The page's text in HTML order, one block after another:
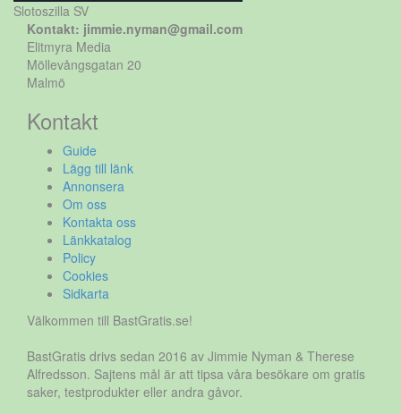
Slotoszilla SV
Kontakt: jimmie.nyman@gmail.com
Elitmyra Media
Möllevångsgatan 20
Malmö
Kontakt
Guide
Lägg till länk
Annonsera
Om oss
Kontakta oss
Länkkatalog
Policy
Cookies
Sidkarta
Välkommen till BastGratis.se!
BastGratis drivs sedan 2016 av Jimmie Nyman & Therese
Alfredsson. Sajtens mål är att tipsa våra besökare om gratis
saker, testprodukter eller andra gåvor.